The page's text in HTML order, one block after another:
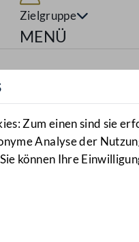
Zielgruppe
MENÜ
Zum einen sind sie
Analyse der
können Ihre